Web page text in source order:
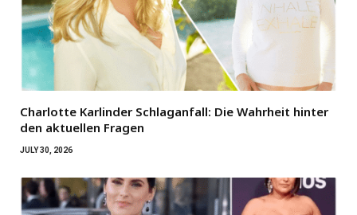
Charlotte Karlinder Schlaganfall: Die Wahrheit hinter
den aktuellen Fragen
JULY 30, 2026